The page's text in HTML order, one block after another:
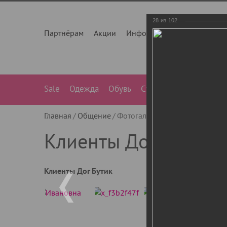
Партнёрам Акции Инфо О нас
Sale Одежда Обувь Сумки
Главная Общение Фотогалерея
Клиенты Дог Бутик
Клиенты Дог Бутик
28 из 102